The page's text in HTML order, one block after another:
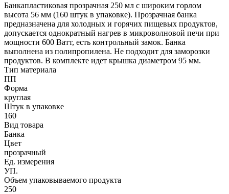
Банкапластиковая прозрачная 250 мл с широким горлом
высота 56 мм (160 штук в упаковке). Прозрачная банка
предназначена для холодных и горячих пищевых продуктов,
допускается однократный нагрев в микроволновой печи при
мощности 600 Ватт, есть контрольный замок. Банка
выполнена из полипропилена. Не подходит для заморозки
продуктов. В комплекте идет крышка диаметром 95 мм.
Тип материала
ПП
Форма
круглая
Штук в упаковке
160
Вид товара
Банка
Цвет
прозрачный
Ед. измерения
УП.
Объем упаковываемого продукта
250